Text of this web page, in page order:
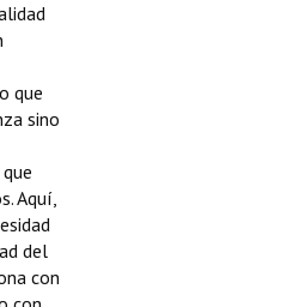
que
sino
Aquí,
del
con